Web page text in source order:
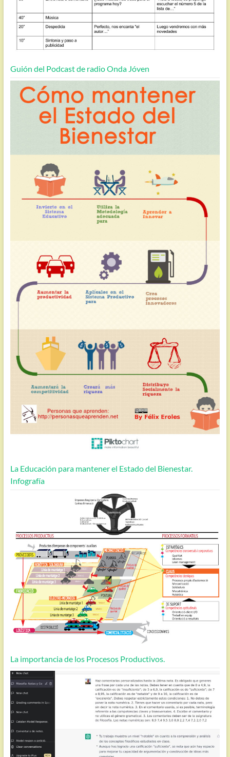
Guión del Podcast de radio Onda Jóven
La Educación para mantener el Estado del Bienestar.
Infografía
La importancia de los Procesos Productivos.